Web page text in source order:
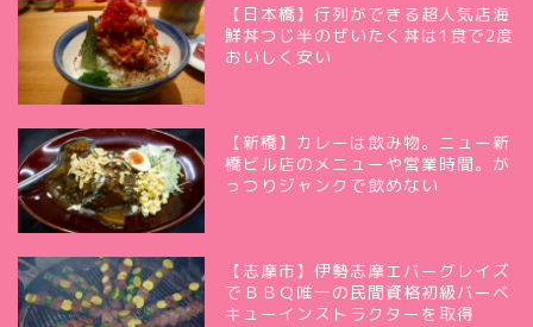
【日本橋】行列ができる超人気店海
鮮丼つじ半のぜいたく丼は1食で2度
おいしく安い
【新橋】カレーは飲み物。ニュー新
橋ビル店のメニューや営業時間。が
っつりジャンクで飲めない
【志摩市】伊勢志摩エバーグレイズ
でＢＢＱ唯一の民間資格初級バーベ
キューインストラクターを取得